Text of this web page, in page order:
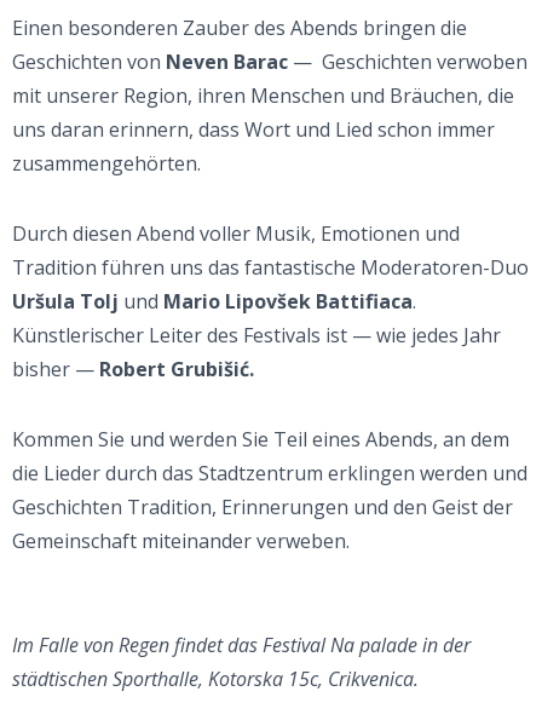
Einen besonderen Zauber des Abends bringen die
Geschichten von Neven Barac — Geschichten verwoben
mit unserer Region, ihren Menschen und Bräuchen, die
uns daran erinnern, dass Wort und Lied schon immer
zusammengehörten.
Durch diesen Abend voller Musik, Emotionen und
Tradition führen uns das fantastische Moderatoren-Duo
Uršula Tolj und Mario Lipovšek Battifiaca.
Künstlerischer Leiter des Festivals ist — wie jedes Jahr
bisher — Robert Grubišić.
Kommen Sie und werden Sie Teil eines Abends, an dem
die Lieder durch das Stadtzentrum erklingen werden und
Geschichten Tradition, Erinnerungen und den Geist der
Gemeinschaft miteinander verweben.
Im Falle von Regen findet das Festival Na palade in der
städtischen Sporthalle, Kotorska 15c, Crikvenica.